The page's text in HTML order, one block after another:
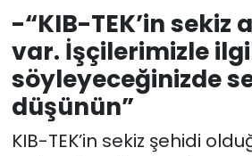
-“KIB-TEK’in sekiz
var. İşçilerimizle
söyleyeceğinizde
düşünün”
KIB-TEK’in sekiz şehidi